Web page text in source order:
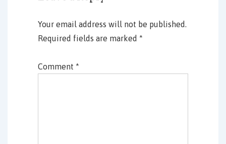
Your email address will not be published.
Required fields are marked *
Comment *